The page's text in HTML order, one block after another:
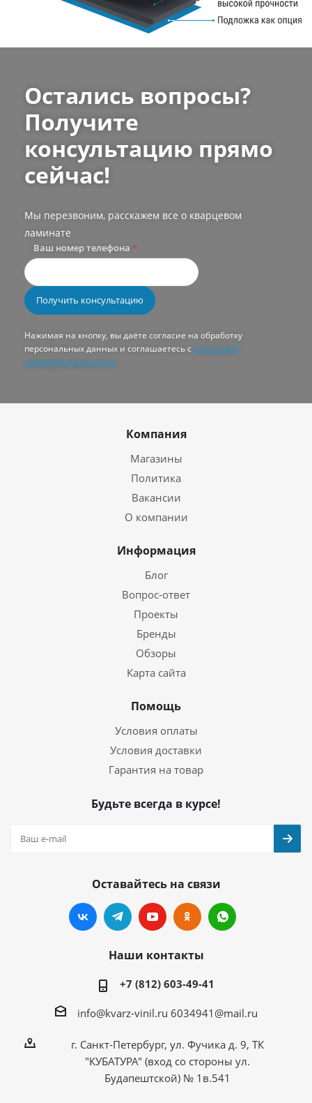
Остались вопросы?
Получите
консультацию прямо
сейчас!
Мы перезвоним, расскажем все о кварцевом
ламинате
Ваш номер телефона *
Нажимая на кнопку, вы даёте согласие на обработку
персональных данных и соглашаетесь с политикой
конфиденциальности
Компания
Магазины
Политика
Вакансии
О компании
Информация
Блог
Вопрос-ответ
Проекты
Бренды
Обзоры
Карта сайта
Помощь
Условия оплаты
Условия доставки
Гарантия на товар
Будьте всегда в курсе!
Оставайтесь на связи
Наши контакты
+7 (812) 603-49-41
info@kvarz-vinil.ru 6034941@mail.ru
г. Санкт-Петербург, ул. Фучика д. 9, ТК
"КУБАТУРА" (вход со стороны ул.
Будапештской) № 1в.541